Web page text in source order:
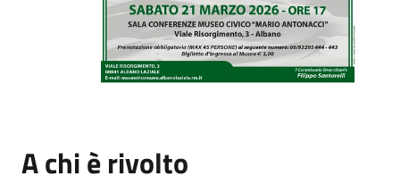
A chi è rivolto